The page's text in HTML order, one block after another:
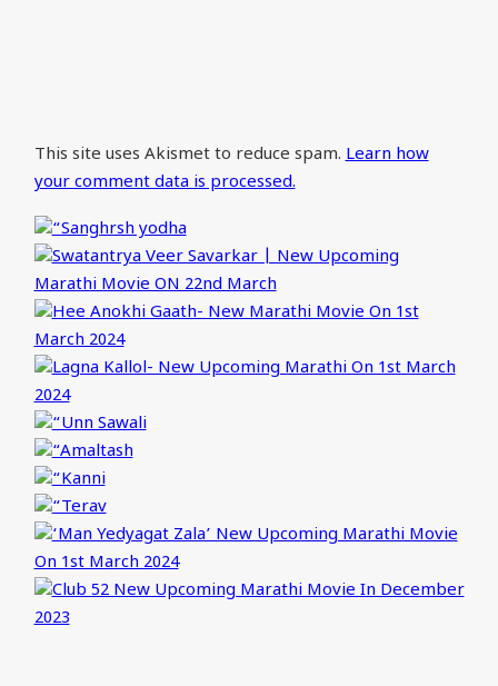
This site uses Akismet to reduce spam.Learn how
your comment data is processed.